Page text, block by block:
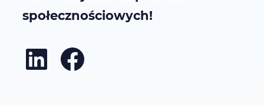
społecznościowych!
LinkedIn Facebook